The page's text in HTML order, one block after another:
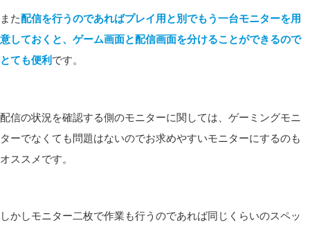
また配信を行うのであればプレイ用と別でもう一台モニターを用
意しておくと、ゲーム画面と配信画面を分けることができるので
とても便利 です。
配信の状況を確認する側のモニターに関しては、ゲーミングモニ
ターでなくても問題はないのでお求めやすいモニターにするのも
オススメです。
しかしモニター二枚で作業も行うのであれば同じくらいのスペッ